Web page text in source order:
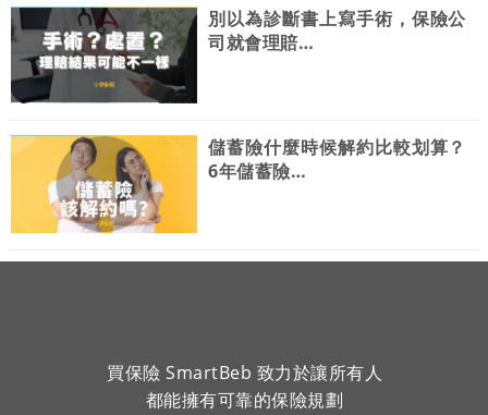
別以為診斷書上寫手術，保險公
司就會理賠…
儲蓄險什麼時候解約比較划算？
6年儲蓄險…
買保險 SmartBeb 致力於讓所有人
都能擁有可靠的保險規劃